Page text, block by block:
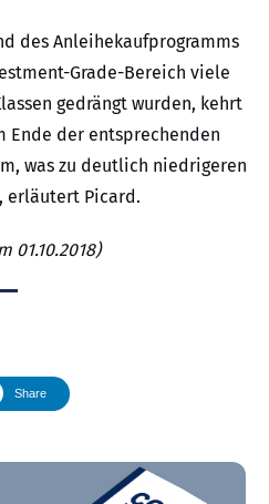
des Anleihekaufprogramms
Grade-Bereich viele
gedrängt wurden, kehrt
Ende der entsprechenden
was zu deutlich niedrigeren
erläutert Picard.
01.10.2018)
Share